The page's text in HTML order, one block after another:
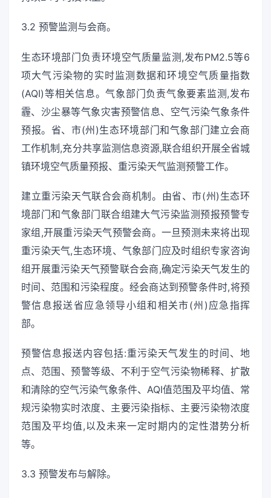
3.2 预警监测与会商。
生态环境部门负责环境空气质量监测,发布PM2.5等6
项大气污染物的实时监测数据和环境空气质量指数
(AQI)等相关信息。气象部门负责气象要素监测,发布
霾、沙尘暴等气象灾害预警信息、空气污染气象条件
预报。省、市(州)生态环境部门和气象部门建立会商
工作机制,充分共享监测信息资源,联合组织开展全省城
镇环境空气质量预报、重污染天气监测预警工作。
建立重污染天气联合会商机制。由省、市(州)生态环
境部门和气象部门联合组建大气污染监测预报预警专
家组,开展重污染天气预警会商。一旦预测未来将出现
重污染天气,生态环境、气象部门应及时组织专家咨询
组开展重污染天气预警联合会商,确定污染天气发生的
时间、范围和污染程度。经会商达到预警条件时,将预
警信息报送省应急领导小组和相关市(州)应急指挥
部。
预警信息报送内容包括:重污染天气发生的时间、地
点、范围、预警等级、不利于空气污染物稀释、扩散
和清除的空气污染气象条件、AQI值范围及平均值、常
规污染物实时浓度、主要污染指标、主要污染物浓度
范围及平均值,以及未来一定时期内的定性潜势分析
等。
3.3 预警发布与解除。